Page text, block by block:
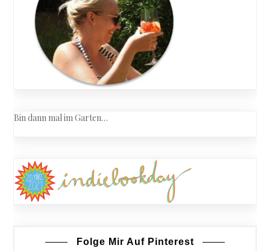
Bin dann mal im Garten…
Folge Mir Auf Pinterest